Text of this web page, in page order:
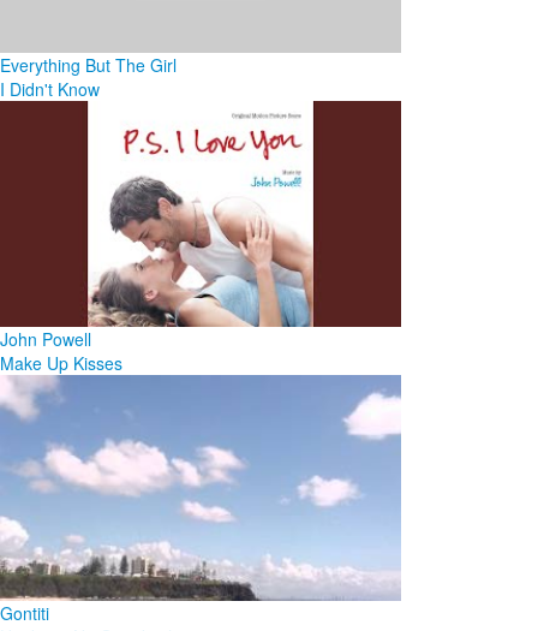
Everything But The Girl
I Didn't Know
John Powell
Make Up Kisses
Gontiti